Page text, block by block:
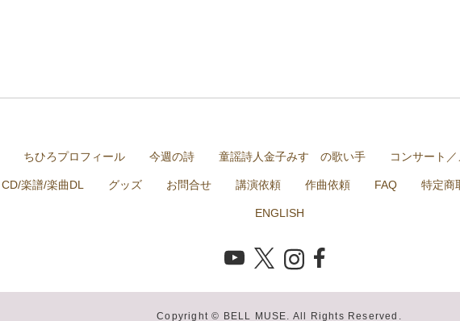
ちひろプロフィール 今週の詩 童謡詩人金子みすゞの歌い手 コンサート
CD/楽譜/楽曲DL グッズ お問合せ 講演依頼 作曲依頼 FAQ 特定商
ENGLISH
Copyright © BELL MUSE. All Rights Reserved.